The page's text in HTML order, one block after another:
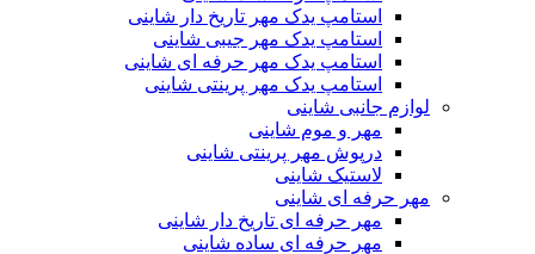
استامپ یدک مهر تاریخ دار شاینی
استامپ یدک مهر جیبی شاینی
استامپ یدک مهر حرفه ای شاینی
استامپ یدک مهر پرینتی شاینی
لوازم جانبی شاینی
مهر و موم شاینی
درپوش مهر پرینتی شاینی
لاستیک شاینی
مهر حرفه ای شاینی
مهر حرفه ای تاریخ دار شاینی
مهر حرفه ای ساده شاینی